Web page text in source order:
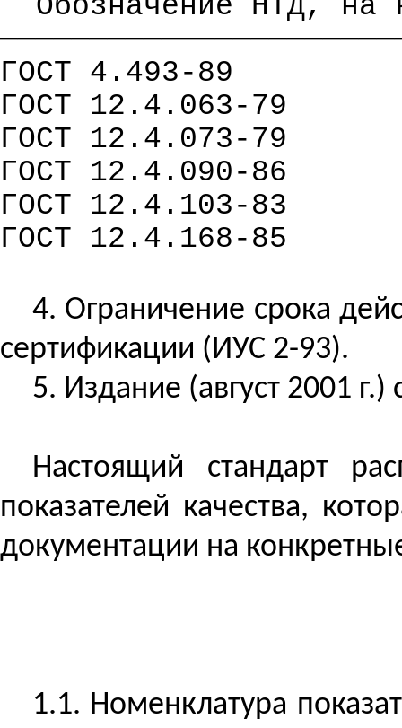
Обозначение НТД, на
ГОСТ 4.493-89
ГОСТ 12.4.063-79
ГОСТ 12.4.073-79
ГОСТ 12.4.090-86
ГОСТ 12.4.103-83
ГОСТ 12.4.168-85
4. Ограничение срока
сертификации (ИУС 2-93).
5. Издание (август 2001
Настоящий стандарт
показателей качества,
документации на
1.1. Номенклатура